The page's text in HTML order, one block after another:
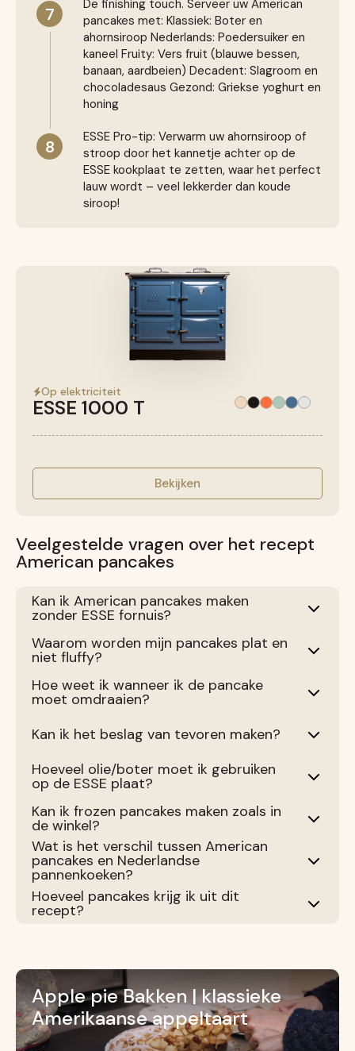
7
De finishing touch. Serveer uw American
pancakes met: Klassiek: Boter en
ahornsiroop Nederlands: Poedersuiker en
kaneel Fruity: Vers fruit (blauwe bessen,
banaan, aardbeien) Decadent: Slagroom en
chocoladesaus Gezond: Griekse yoghurt en
honing
8
ESSE Pro-tip: Verwarm uw ahornsiroop of
stroop door het kannetje achter op de
ESSE kookplaat te zetten, waar het perfect
lauw wordt – veel lekkerder dan koude
siroop!
Op elektriciteit
ESSE 1000 T
Bekijken
Veelgestelde vragen over het recept
American pancakes
Kan ik American pancakes maken
zonder ESSE fornuis?
Waarom worden mijn pancakes plat en
niet fluffy?
Hoe weet ik wanneer ik de pancake
moet omdraaien?
Kan ik het beslag van tevoren maken?
Hoeveel olie/boter moet ik gebruiken
op de ESSE plaat?
Kan ik frozen pancakes maken zoals in
de winkel?
Wat is het verschil tussen American
pancakes en Nederlandse
pannenkoeken?
Hoeveel pancakes krijg ik uit dit
recept?
Apple pie Bakken | klassieke
Amerikaanse appeltaart